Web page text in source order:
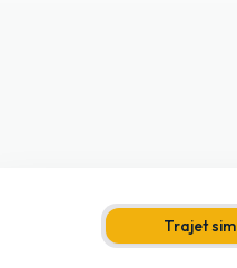
Trajet